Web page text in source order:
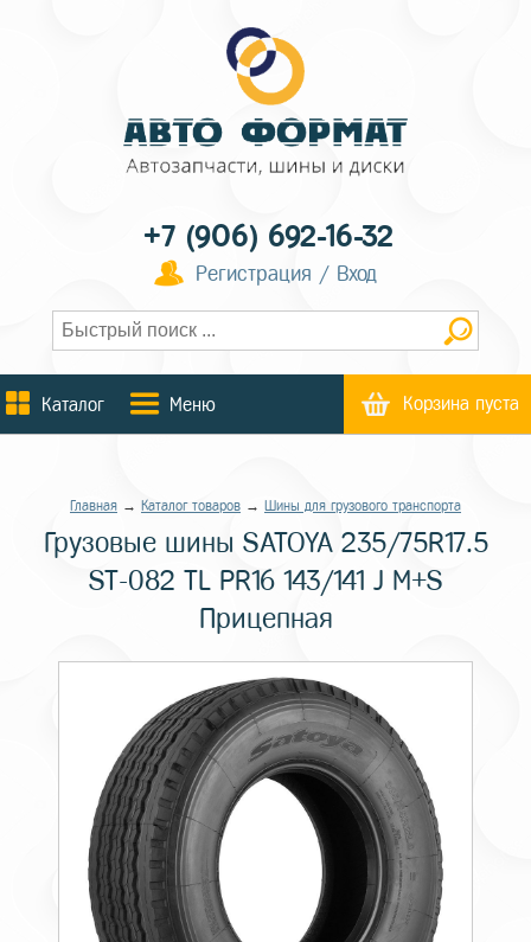
+7 (906) 692-16-32
Регистрация / Вход
Каталог Меню Корзина пуста
Главная → Каталог товаров → Шины для грузового транспорта
Грузовые шины SATOYA 235/75R17.5
ST-082 TL PR16 143/141 J M+S
Прицепная